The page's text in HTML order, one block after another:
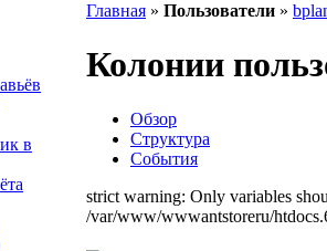
Главная » Пользователи »
Колонии
Обзор
Структура
События
strict warning: Only variables
/var/www/wwwantstoreru/
в